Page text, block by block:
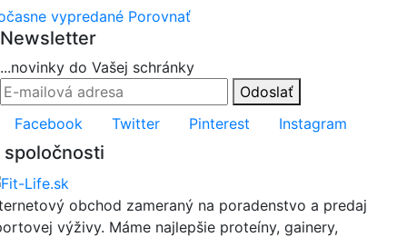
vypredané Porovnať
Newsletter
...novinky do Vašej schránky
Odoslať
Facebook
Twitter Pinterest Instagram
spoločnosti
obchod zameraný na poradenstvo a predaj
výživy. Máme najlepšie proteíny, gainery,